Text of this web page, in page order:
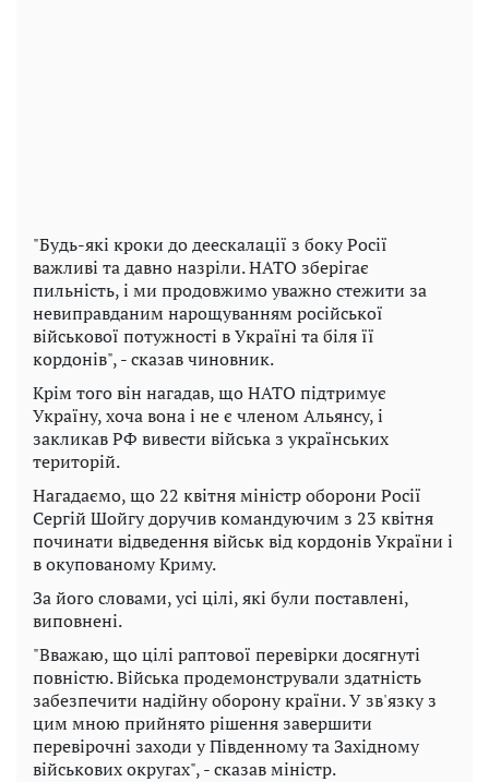
"Будь-які кроки до деескалації з боку Росії
важливі та давно назріли. НАТО зберігає
пильність, і ми продовжимо уважно стежити за
невиправданим нарощуванням російської
військової потужності в Україні та біля її
кордонів", - сказав чиновник.
Крім того він нагадав, що НАТО підтримує
Україну, хоча вона і не є членом Альянсу, і
закликав РФ вивести війська з українських
територій.
Нагадаємо, що 22 квітня міністр оборони Росії
Сергій Шойгу доручив командуючим з 23 квітня
починати відведення військ від кордонів України і
в окупованому Криму.
За його словами, усі цілі, які були поставлені,
виповнені.
"Вважаю, що цілі раптової перевірки досягнуті
повністю. Війська продемонстрували здатність
забезпечити надійну оборону країни. У зв'язку з
цим мною прийнято рішення завершити
перевірочні заходи у Південному та Західному
військових округах", - сказав міністр.